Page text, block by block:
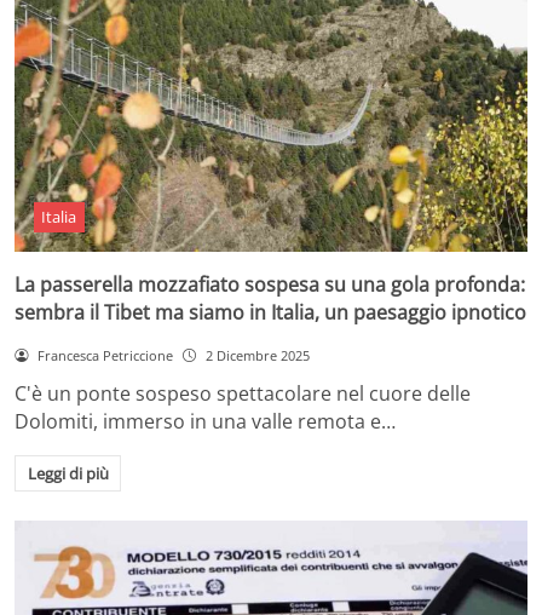
Italia
La passerella mozzafiato sospesa su una gola profonda:
sembra il Tibet ma siamo in Italia, un paesaggio ipnotico
Francesca Petriccione 2 Dicembre 2025
C'è un ponte sospeso spettacolare nel cuore delle
Dolomiti, immerso in una valle remota e…
Leggi di più